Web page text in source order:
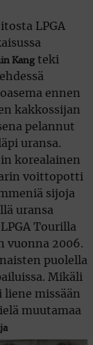
LPGA
Kang teki
ennen
kakkossijan
pelannut
uransa.
korealainen
voittopotti
sijoja
uransa
Tourilla
vuonna 2006.
puolella
Mikäli
liene missään
muutamaa